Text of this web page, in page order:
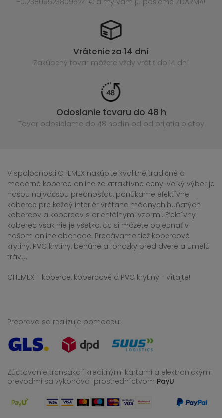
-0.23809523809524 € a my vám ju pošleme ZDARMA!
Vrátenie za 14 dní
Zakúpený tovar môžete vždy vrátiť do 14 dní
Odoslanie tovaru do 48 h
Tovar odosielame do 48 hodín od od prijatia platby
V spoločnosti CHEMEX nakúpite kvalitné tradičné a
moderné koberce online za atraktívne ceny. Veľký výber je
našou najväčšou prednosťou, ponúkame efektívne
koberce pre každý interiér vrátane módnych huňatých
kobercov a kobercov s orientálnymi vzormi. Efektívny
koberec však nie je všetko, čo si môžete objednať v
našom online obchode. Predávame tiež kobercové
krytiny, PVC krytiny, behúne a rohožky pred dvere a umelú
trávu.
CHEMEX - koberce, kobercové a PVC krytiny - vítajte!
Preprava sa realizuje pomocou:
Zúčtovanie transakcií kreditnými kartami a elektronickými
prevodmi sa vykonáva prostredníctvom PayU